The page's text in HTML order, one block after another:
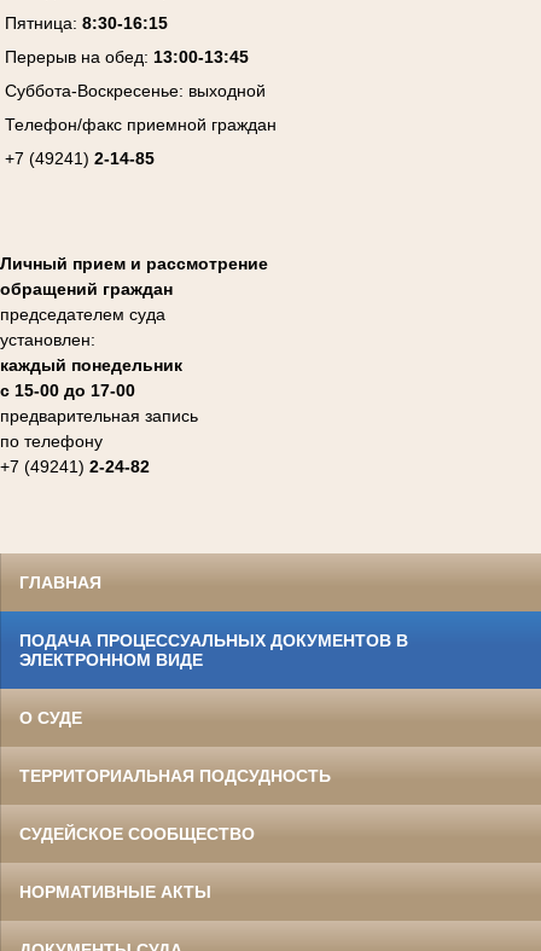
Пятница: 8:30-16:15
Перерыв на обед: 13:00-13:45
Суббота-Воскресенье: выходной
Телефон/факс приемной граждан
+7 (49241) 2-14-85
Личный прием и рассмотрение
обращений граждан
председателем суда
установлен:
каждый понедельник
с 15-00 до 17-00
предварительная запись
по телефону
+7 (49241) 2-24-82
ГЛАВНАЯ
ПОДАЧА ПРОЦЕССУАЛЬНЫХ ДОКУМЕНТОВ В
ЭЛЕКТРОННОМ ВИДЕ
О СУДЕ
ТЕРРИТОРИАЛЬНАЯ ПОДСУДНОСТЬ
СУДЕЙСКОЕ СООБЩЕСТВО
НОРМАТИВНЫЕ АКТЫ